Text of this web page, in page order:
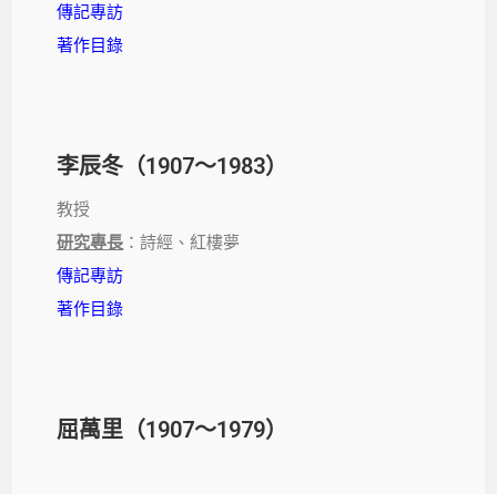
傳記專訪
著作目錄
李辰冬（1907～1983）
教授
研究專長 ：詩經、紅樓夢
傳記專訪
著作目錄
屈萬里（1907～1979）